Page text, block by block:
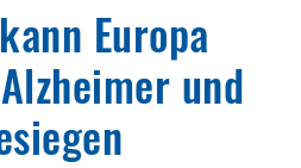
Europa
und